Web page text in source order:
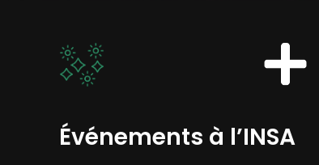
Événements à l’INSA